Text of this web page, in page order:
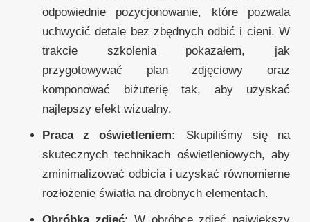
odpowiednie pozycjonowanie, które pozwala
uchwycić detale bez zbędnych odbić i cieni. W
trakcie szkolenia pokazałem, jak
przygotowywać plan zdjęciowy oraz
komponować biżuterię tak, aby uzyskać
najlepszy efekt wizualny.
Praca z oświetleniem:
Skupiliśmy się na
skutecznych technikach oświetleniowych, aby
zminimalizować odbicia i uzyskać równomierne
rozłożenie światła na drobnych elementach.